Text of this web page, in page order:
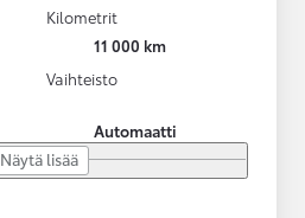
Kilometrit
11 000 km
Vaihteisto
Automaatti
Näytä lisää